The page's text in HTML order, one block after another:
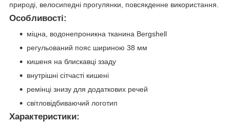
природі, велосипедні прогулянки, повсякденне використання.
Особливості:
міцна, водонепроникна тканина Bergshell
регульований пояс шириною 38 мм
кишеня на блискавці ззаду
внутрішні сітчасті кишені
ремінці знизу для додаткових речей
світловідбиваючий логотип
Характеристики: